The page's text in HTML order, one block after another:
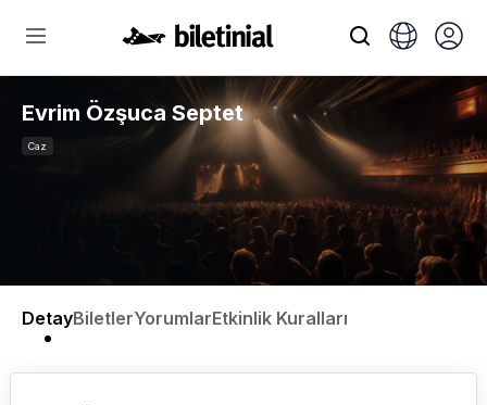
Evrim Özşuca Septet
Caz
DetayBiletlerYorumlarEtkinlik Kuralları